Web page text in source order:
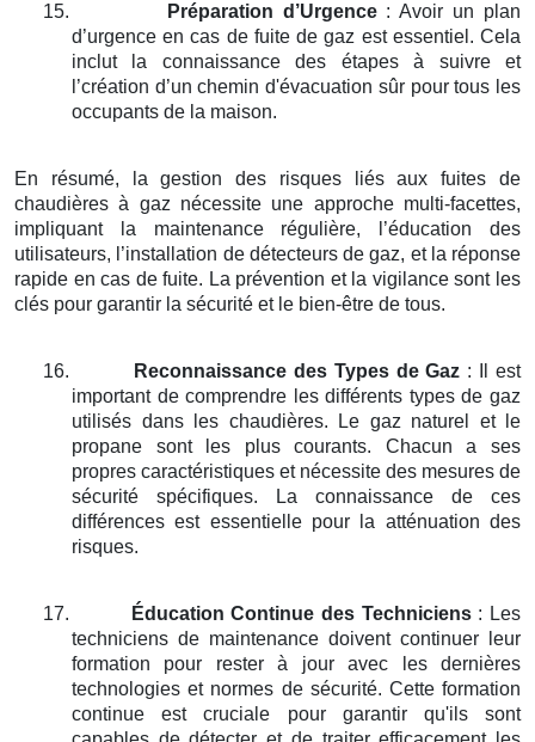
15. Préparation d’Urgence: Avoir un plan
d’urgence en cas de fuite de gaz est essentiel. Cela
inclut la connaissance des étapes à suivre et
l’création d’un chemin d'évacuation sûr pour tous les
occupants de la maison.
En résumé, la gestion des risques liés aux fuites de
chaudières à gaz nécessite une approche multi-facettes,
impliquant la maintenance régulière, l’éducation des
utilisateurs, l’installation de détecteurs de gaz, et la réponse
rapide en cas de fuite. La prévention et la vigilance sont les
clés pour garantir la sécurité et le bien-être de tous.
16. Reconnaissance des Types de Gaz : Il est
important de comprendre les différents types de gaz
utilisés dans les chaudières. Le gaz naturel et le
propane sont les plus courants. Chacun a ses
propres caractéristiques et nécessite des mesures de
sécurité spécifiques. La connaissance de ces
différences est essentielle pour la atténuation des
risques.
17. Éducation Continue des Techniciens: Les
techniciens de maintenance doivent continuer leur
formation pour rester à jour avec les dernières
technologies et normes de sécurité. Cette formation
continue est cruciale pour garantir qu'ils sont